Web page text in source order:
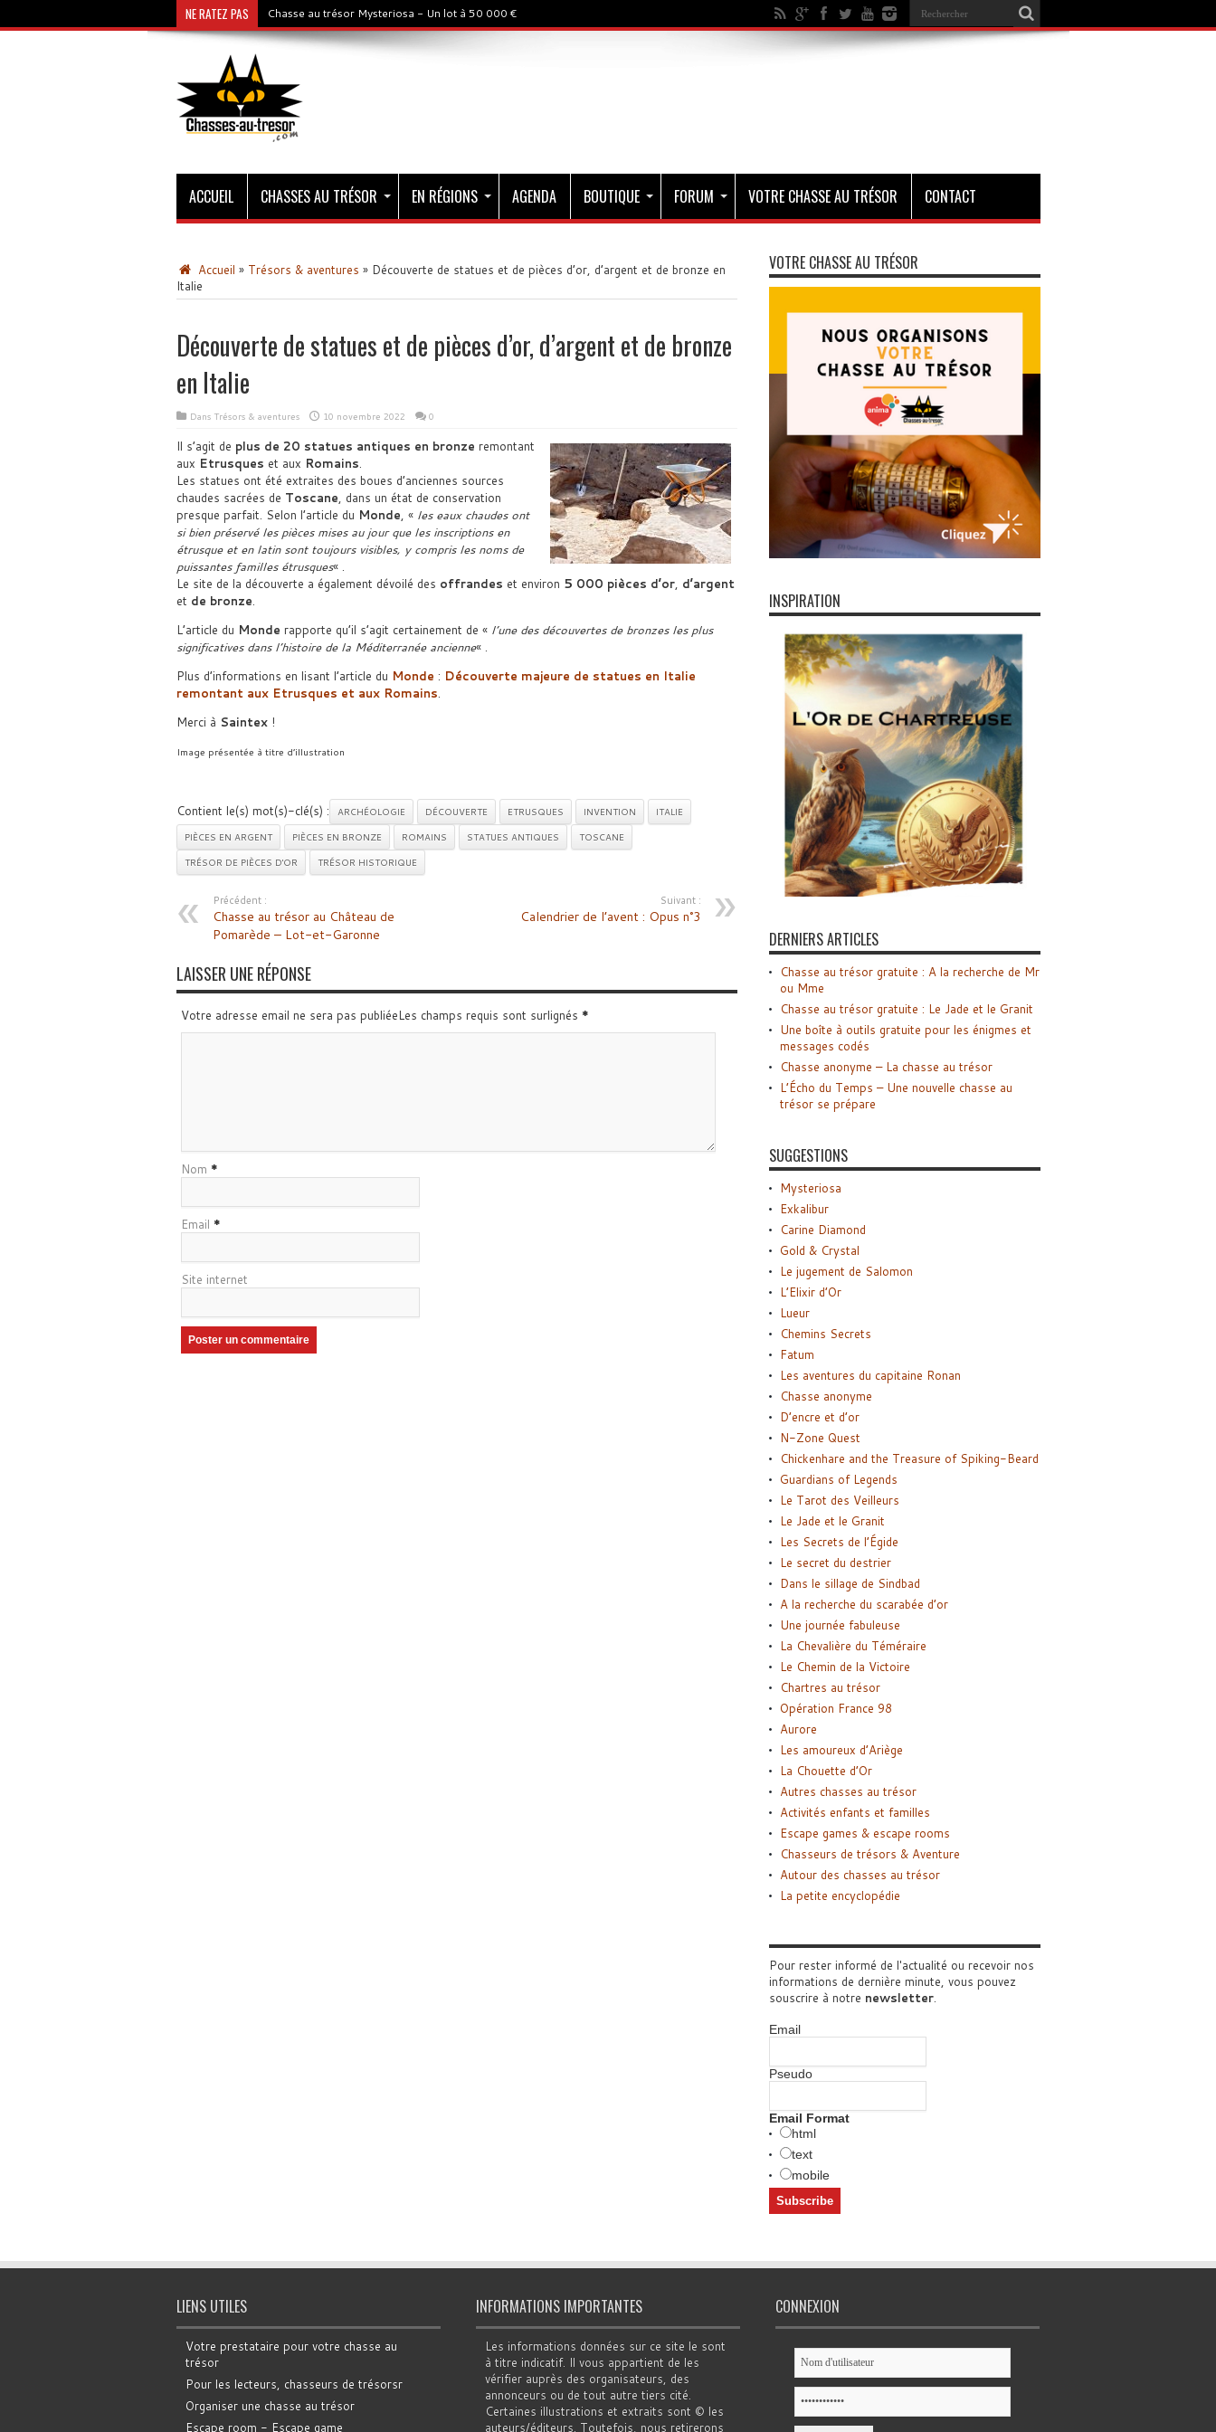
NE RATEZ PAS Chasse au trésor Mysteriosa - Un lot à 50 000 €
ACCUEIL CHASSES AU TRÉSOR EN RÉGIONS AGENDA BOUTIQUE FORUM VOTRE CHASSE AU TRÉSOR CONTACT
Accueil » Trésors & aventures » Découverte de statues et de pièces d’or, d’argent et de bronze en
Italie
Découverte de statues et de pièces d’or, d’argent et de bronze
en Italie
Dans Trésors & aventures 10 novembre 2022 0
Il s’agit de plus de 20 statues antiques en bronze remontant
aux Etrusques et aux Romains.
Les statues ont été extraites des boues d’anciennes sources
chaudes sacrées de Toscane, dans un état de conservation
presque parfait. Selon l’article du Monde, « les eaux chaudes ont
si bien préservé les pièces mises au jour que les inscriptions en
étrusque et en latin sont toujours visibles, y compris les noms de
puissantes familles étrusques« .
Le site de la découverte a également dévoilé des offrandes et environ 5 000 pièces d’or, d’argent
et de bronze.
L’article du Monde rapporte qu’il s’agit certainement de « l’une des découvertes de bronzes les plus
significatives dans l’histoire de la Méditerranée ancienne« .
Plus d’informations en lisant l’article du Monde : Découverte majeure de statues en Italie
remontant aux Etrusques et aux Romains.
Merci à Saintex!
Image présentée à titre d’illustration
Contient le(s) mot(s)-clé(s) : ARCHÉOLOGIE DÉCOUVERTE ETRUSQUES INVENTION
ITALIE
PIÈCES EN ARGENT
PIÈCES EN BRONZE ROMAINS STATUES ANTIQUES
TOSCANE
TRÉSOR DE PIÈCES D'OR
TRÉSOR HISTORIQUE
Précédent :
Chasse au trésor au Château de
Pomarède – Lot-et-Garonne
Suivant :
Calendrier de l’avent : Opus n°3
LAISSER UNE RÉPONSE
Votre adresse email ne sera pas publiéeLes champs requis sont surlignés *
Nom *
Email *
Site internet
VOTRE CHASSE AU TRÉSOR
INSPIRATION
DERNIERS ARTICLES
Chasse au trésor gratuite : A la recherche de Mr
ou Mme
Chasse au trésor gratuite : Le Jade et le Granit
Une boîte à outils gratuite pour les énigmes et
messages codés
Chasse anonyme – La chasse au trésor
L’Écho du Temps – Une nouvelle chasse au
trésor se prépare
SUGGESTIONS
Mysteriosa
Exkalibur
Carine Diamond
Gold & Crystal
Le jugement de Salomon
L’Elixir d’Or
Lueur
Chemins Secrets
Fatum
Les aventures du capitaine Ronan
Chasse anonyme
D’encre et d’or
N-Zone Quest
Chickenhare and the Treasure of Spiking-Beard
Guardians of Legends
Le Tarot des Veilleurs
Le Jade et le Granit
Les Secrets de l’Égide
Le secret du destrier
Dans le sillage de Sindbad
A la recherche du scarabée d’or
Une journée fabuleuse
La Chevalière du Téméraire
Le Chemin de la Victoire
Chartres au trésor
Opération France 98
Aurore
Les amoureux d’Ariège
La Chouette d’Or
Autres chasses au trésor
Activités enfants et familles
Escape games & escape rooms
Chasseurs de trésors & Aventure
Autour des chasses au trésor
La petite encyclopédie
Pour rester informé de l'actualité ou recevoir nos
informations de dernière minute, vous pouvez
souscrire à notre newsletter.
Email
Pseudo
Email Format
html
text
mobile
LIENS UTILES
Votre prestataire pour votre chasse au
trésor
Pour les lecteurs, chasseurs de trésorsr
Organiser une chasse au trésor
Escape room - Escape game
INFORMATIONS IMPORTANTES
Les informations données sur ce site le sont
à titre indicatif. Il vous appartient de les
vérifier auprès des organisateurs, des
annonceurs ou de tout autre tiers cité.
Certaines illustrations et extraits sont © les
auteurs/éditeurs. Toutefois, nous retirerons
CONNEXION